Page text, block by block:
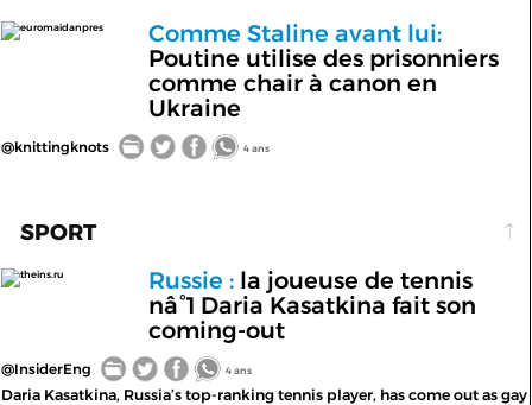
euromaidanpres
Comme Staline avant lui:
Poutine utilise des prisonniers
comme chair à canon en
Ukraine
@knittingknots 4 ans
SPORT
theins.ru Russie :la joueuse de tennis
nâ°1 Daria Kasatkina fait son
coming-out
@InsiderEng 4 ans
Daria Kasatkina, Russia’s top-ranking tennis player, has come out as gay